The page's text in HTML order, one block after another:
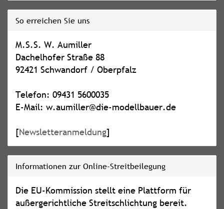
So erreichen Sie uns
M.S.S. W. Aumiller
Dachelhofer Straße 88
92421 Schwandorf / Oberpfalz
Telefon: 09431 5600035
E-Mail: w.aumiller@die-modellbauer.de
[Newsletteranmeldung]
Informationen zur Online-Streitbeilegung
Die EU-Kommission stellt eine Plattform für
außergerichtliche Streitschlichtung bereit.